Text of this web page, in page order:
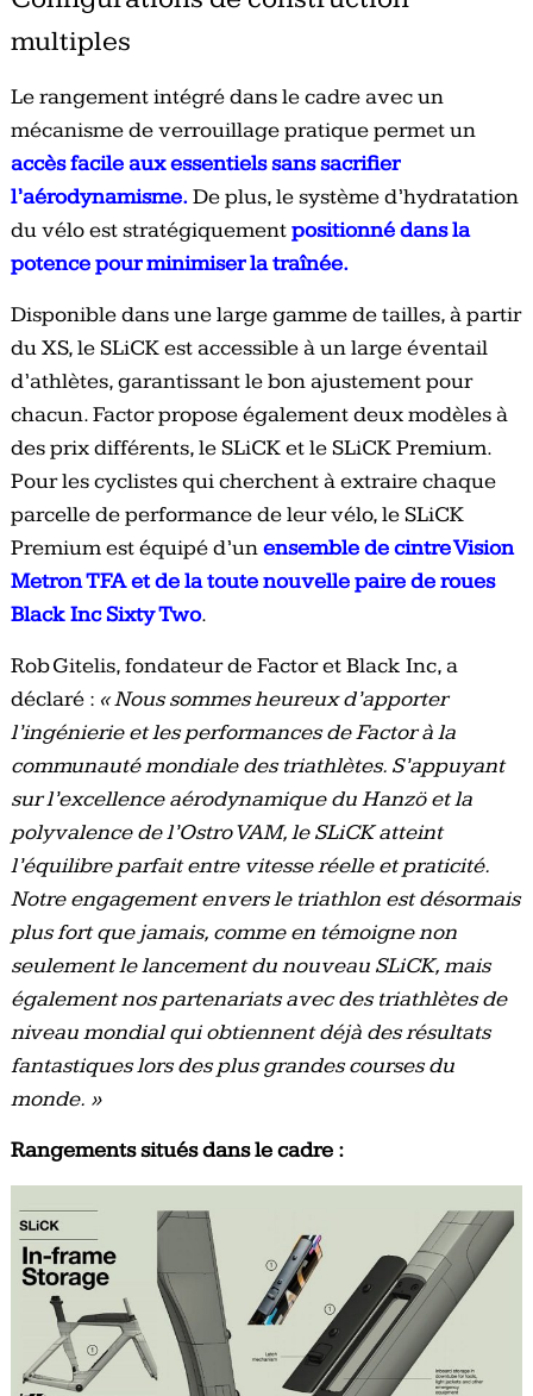
multiples
Le rangement intégré dans le cadre avec un
mécanisme de verrouillage pratique permet un
accès facile aux essentiels sans sacrifier
l’aérodynamisme.De plus, le système d’hydratation
du vélo est stratégiquementpositionné dans la
potence pour minimiser la traînée.
Disponible dans une large gamme de tailles, à partir
du XS, le SLiCK est accessible à un large éventail
d’athlètes, garantissant le bon ajustement pour
chacun. Factor propose également deux modèles à
des prix différents, le SLiCK et le SLiCK Premium.
Pour les cyclistes qui cherchent à extraire chaque
parcelle de performance de leur vélo, le SLiCK
Premium est équipé d’unensemble de cintre Vision
Metron TFA et de la toute nouvelle paire de roues
Black Inc Sixty Two.
Rob Gitelis, fondateur de Factor et Black Inc, a
déclaré : « Nous sommes heureux d’apporter
l’ingénierie et les performances de Factor à la
communauté mondiale des triathlètes. S’appuyant
sur l’excellence aérodynamique du Hanzö et la
polyvalence de l’Ostro VAM, le SLiCK atteint
l’équilibre parfait entre vitesse réelle et praticité.
Notre engagement envers le triathlon est désormais
plus fort que jamais, comme en témoigne non
seulement le lancement du nouveau SLiCK, mais
également nos partenariats avec des triathlètes de
niveau mondial qui obtiennent déjà des résultats
fantastiques lors des plus grandes courses du
monde. »
Rangements situés dans le cadre :